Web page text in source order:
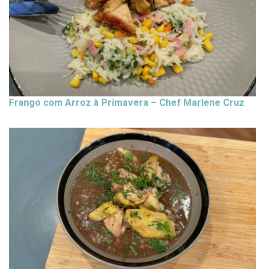
Frango com Arroz à Primavera – Chef Marlene Cruz